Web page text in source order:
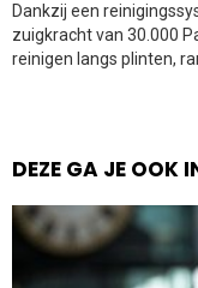
Dankzij een
zuigkracht van 30.000
reinigen langs plinten,
DEZE GA JE OOK